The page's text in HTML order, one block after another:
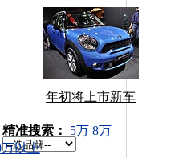
年初将上市新车
车型搜索：
精准搜索： 5万 8万
万以上